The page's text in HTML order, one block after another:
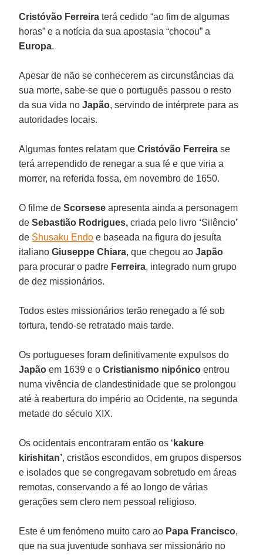
Cristóvão Ferreira terá cedido “ao fim de algumas
horas” e a notícia da sua apostasia “chocou” a
Europa.
Apesar de não se conhecerem as circunstâncias da
sua morte, sabe-se que o português passou o resto
da sua vida noJapão, servindo de intérprete para as
autoridades locais.
Algumas fontes relatam queCristóvão Ferreira se
terá arrependido de renegar a sua fé e que viria a
morrer, na referida fossa, em novembro de 1650.
O filme deScorsese apresenta ainda a personagem
deSebastião Rodrigues, criada pelo livro ‘Silêncio’
de Shusaku Endo e baseada na figura do jesuíta
italianoGiuseppe Chiara, que chegou aoJapão
para procurar o padre Ferreira, integrado num grupo
de dez missionários.
Todos estes missionários terão renegado a fé sob
tortura, tendo-se retratado mais tarde.
Os portugueses foram definitivamente expulsos do
Japão em 1639 e oCristianismo nipónico entrou
numa vivência de clandestinidade que se prolongou
até à reabertura do império ao Ocidente, na segunda
metade do século XIX.
Os ocidentais encontraram então os ‘ kakure
kirishitan’, cristãos escondidos, em grupos dispersos
e isolados que se congregavam sobretudo em áreas
remotas, conservando a fé ao longo de várias
gerações sem clero nem pessoal religioso.
Este é um fenómeno muito caro ao Papa Francisco,
que na sua juventude sonhava ser missionário no